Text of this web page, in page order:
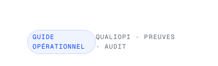
GUIDE
OPÉRATIONNEL
QUALIOPI · PREUVES
· AUDIT